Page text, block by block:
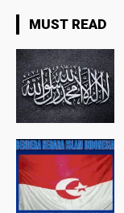
MUST READ